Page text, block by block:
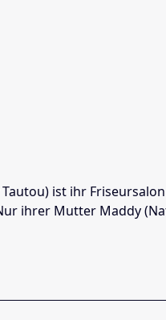
ist ihr
ihrer Mutter Maddy